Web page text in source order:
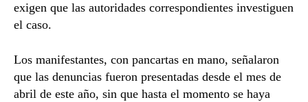
exigen que las autoridades correspondientes investiguen
el caso.
Los manifestantes, con pancartas en mano, señalaron
que las denuncias fueron presentadas desde el mes de
abril de este año, sin que hasta el momento se haya